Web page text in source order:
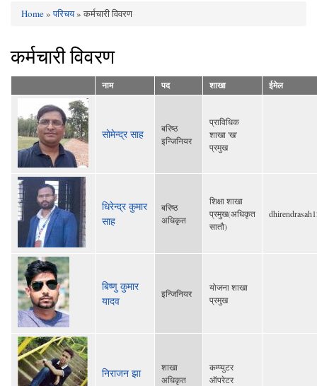
Home»परिचय» कर्मचारी विवरण
कर्मचारी विवरण
नाम पद शाखा ईमेल
सोमेन्द्र साह
बरिष्ठ
इन्जिनियर
प्राविधिक
शाखा 'ख'
प्रमुख
धिरेन्द्र कुमार
साह
बरिष्ठ
अधिकृत
शिक्षा शाखा
प्रमुख(अधिकृत
सातौ)
बिष्णु कुमार
यादव
इन्जिनियर
योजना शाखा
प्रमुख
निराजन झा
शाखा
अधिकृत
कम्प्युटर
ऑपरेटर